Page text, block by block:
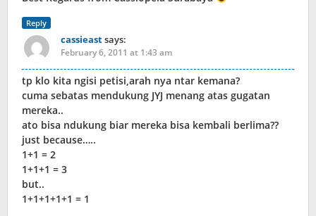
Reply
cassieastsays:
February 6, 2011 at 1:43 am
tp klo kita ngisi petisi,arah nya ntar kemana?
cuma sebatas mendukung JYJ menang atas gugatan
mereka..
ato bisa ndukung biar mereka bisa kembali berlima??
just because…..
1+1 = 2
1+1+1 = 3
but..
1+1+1+1+1 = 1